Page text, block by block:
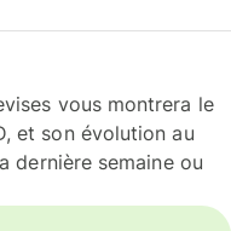
vous montrera le
et son évolution au
dernière semaine ou